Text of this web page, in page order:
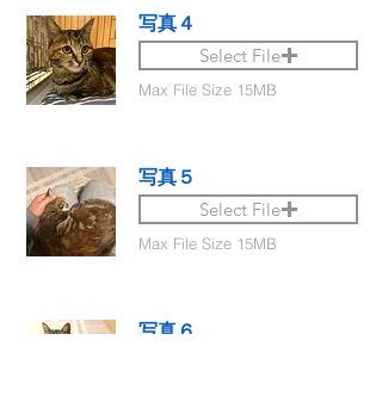
写真４
Select File
Max File Size 15MB
写真５
Select File
Max File Size 15MB
写真６